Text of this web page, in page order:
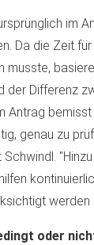
im
Da die Zeit
der Differenz
Antrag
genau zu
werden
oder